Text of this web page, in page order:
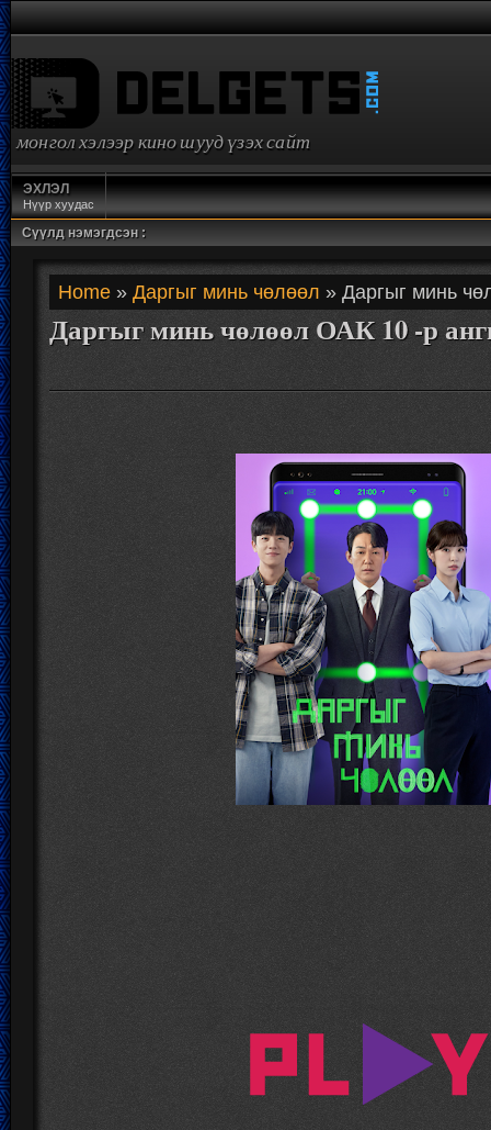
монгол хэлээр кино шууд үзэх сайт
ЭХЛЭЛ
Нүүр хуудас
Сүүлд нэмэгдсэн :
Home » Даргыг минь чөлөөл » Даргыг минь
Даргыг минь чөлөөл ОАК 10 -р